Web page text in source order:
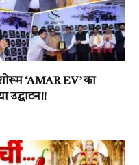
‘AMAR EV’ का
उद्घाटन!!